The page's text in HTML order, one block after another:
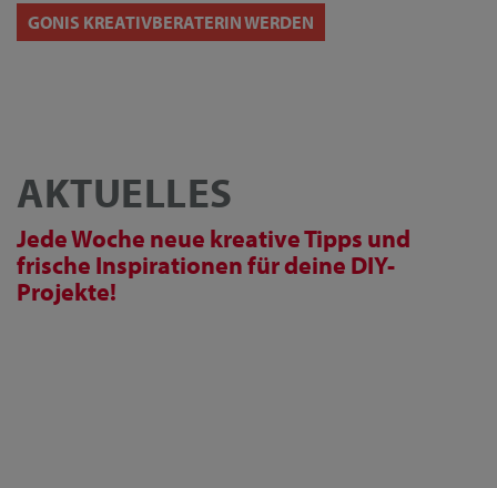
GONIS KREATIVBERATERIN WERDEN
AKTUELLES
Jede Woche neue kreative Tipps und
frische Inspirationen für deine DIY-
Projekte!